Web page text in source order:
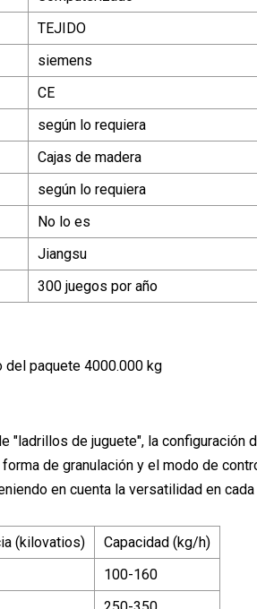
TEJIDO
siemens
CE
según lo requiera
Cajas de madera
según lo requiera
No lo es
Jiangsu
300 juegos por año
del paquete 4000.000 kg
de juguete", la configuración
de granulación y el modo de
en cuenta la versatilidad en
(kilovatios)
Capacidad (kg/h)
100-160